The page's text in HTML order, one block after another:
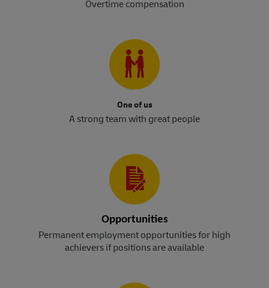
Overtime compensation
One of us
A strong team with great people
Opportunities
Permanent employment opportunities for high
achievers if positions are available